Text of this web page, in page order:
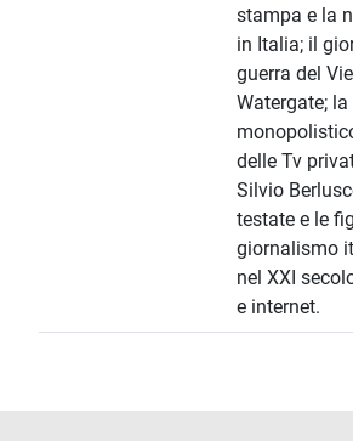
stampa e la
in Italia; il
guerra del
Watergate;
delle Tv
Silvio
testate e le
giornalismo
nel XXI
e internet.